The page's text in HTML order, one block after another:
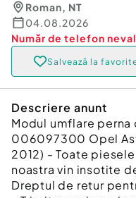
Roman, NT
04.08.2026
Număr de telefon
Salvează la
Descriere anunt
Modul umflare perna
006097300 Opel
2012) - Toate
noastra vin insotite
Dreptul de retur